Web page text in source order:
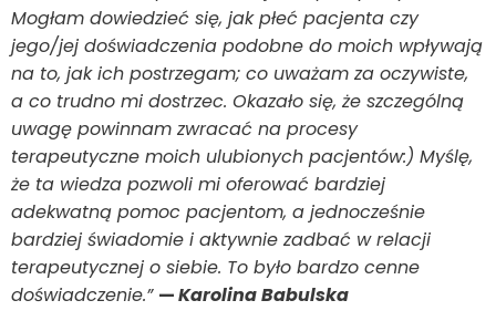
Mogłam dowiedzieć się, jak płeć pacjenta czy
jego/jej doświadczenia podobne do moich wpływają
na to, jak ich postrzegam; co uważam za oczywiste,
a co trudno mi dostrzec. Okazało się, że szczególną
uwagę powinnam zwracać na procesy
terapeutyczne moich ulubionych pacjentów:) Myślę,
że ta wiedza pozwoli mi oferować bardziej
adekwatną pomoc pacjentom, a jednocześnie
bardziej świadomie i aktywnie zadbać w relacji
terapeutycznej o siebie. To było bardzo cenne
doświadczenie.” —Karolina Babulska